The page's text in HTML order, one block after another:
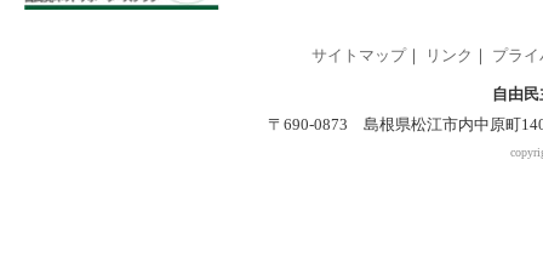
サイトマップ｜ リンク プラ
自由
〒690-0873 島根県松江市内中原町